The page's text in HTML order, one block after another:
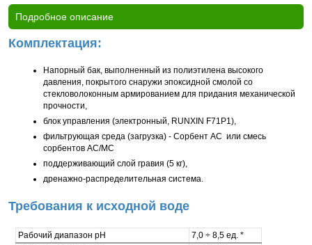
Подробное описание
Комплектация:
Напорный бак, выполненный из полиэтилена высокого
давления, покрытого снаружи эпоксидной смолой со
стекловолоконным армированием для придания механической
прочности,
блок управления (электронный, RUNXIN F71Р1),
фильтрующая среда (загрузка) - Сорбент АС или смесь
сорбентов АС/МС
поддерживающий слой гравия (5 кг),
дренажно-распределительная система.
Требования к исходной воде
Рабочий диапазон pH
7,0 ÷ 8,5 ед. *